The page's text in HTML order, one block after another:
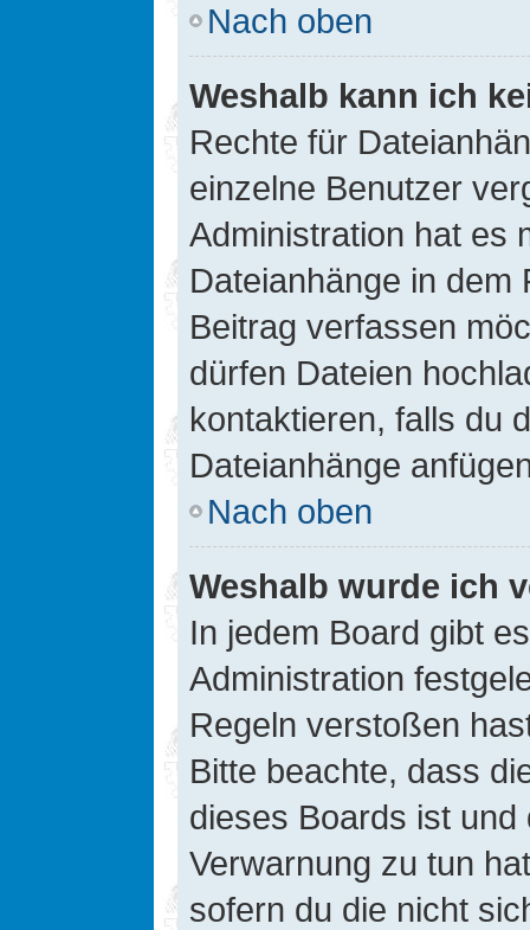
Nach oben
Weshalb kann ich
Rechte für
einzelne Benutzer
Administration hat es
Dateianhänge in dem
Beitrag verfassen
dürfen Dateien
kontaktieren, falls du
Dateianhänge
Nach oben
Weshalb wurde ich
In jedem Board gibt
Administration
Regeln verstoßen
Bitte beachte, dass
dieses Boards ist
Verwarnung zu tun
sofern du die nicht